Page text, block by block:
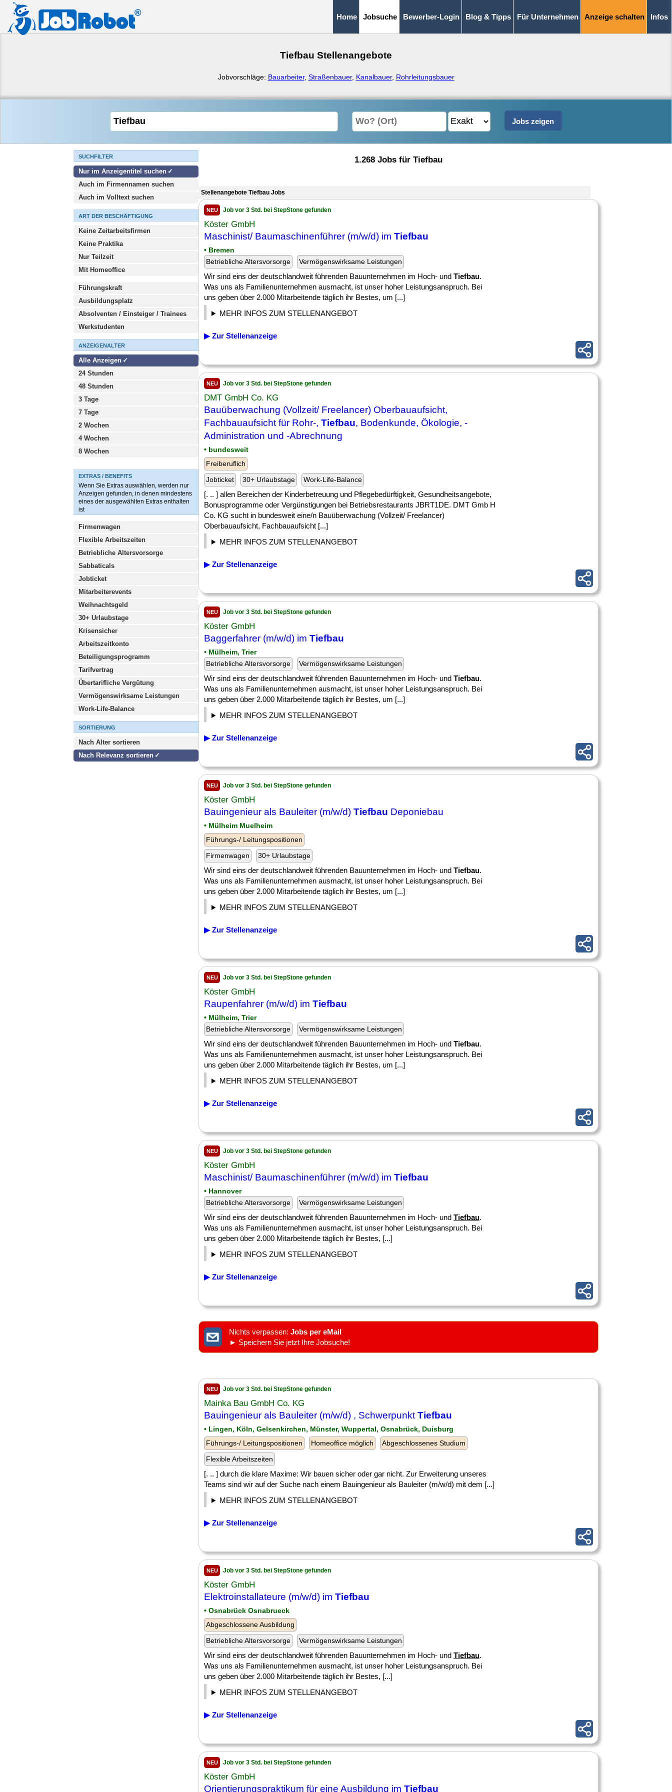
Home Jobsuche Bewerber-Login Blog & Tipps Für Unternehmen Anzeige schalten Infos
Tiefbau Stellenangebote
Jobvorschläge: Bauarbeiter, Straßenbauer, Kanalbauer, Rohrleitungsbauer
SUCHFILTER
Nur im Anzeigentitel suchen
Auch im Firmennamen suchen
Auch im Volltext suchen
ART DER BESCHÄFTIGUNG
Keine Zeitarbeitsfirmen
Keine Praktika
Nur Teilzeit
Mit Homeoffice
Führungskraft
Ausbildungsplatz
Absolventen / Einsteiger / Trainees
Werkstudenten
ANZEIGENALTER
Alle Anzeigen
24 Stunden
48 Stunden
3 Tage
7 Tage
2 Wochen
4 Wochen
8 Wochen
EXTRAS / BENEFITS
Wenn Sie Extras auswählen, werden nur
Anzeigen gefunden, in denen mindestens
eines der ausgewählten Extras enthalten
ist
Firmenwagen
Flexible Arbeitszeiten
Betriebliche Altersvorsorge
Sabbaticals
Jobticket
Mitarbeiterevents
Weihnachtsgeld
30+ Urlaubstage
Krisensicher
Arbeitszeitkonto
Beteiligungsprogramm
Tarifvertrag
Übertarifliche Vergütung
Vermögenswirksame Leistungen
Work-Life-Balance
SORTIERUNG
Nach Alter sortieren
Nach Relevanz sortieren
1.268 Jobs für Tiefbau
Stellenangebote Tiefbau Jobs
NEU Job vor 3 Std. bei StepStone gefunden
Köster GmbH
Maschinist/ Baumaschinenführer (m/w/d) im Tiefbau
• Bremen
Betriebliche Altersvorsorge
Vermögenswirksame Leistungen
Wir sind eins der deutschlandweit führenden Bauunternehmen im Hoch- und Tiefbau.
Was uns als Familienunternehmen ausmacht, ist unser hoher Leistungsanspruch. Bei
uns geben über 2.000 Mitarbeitende täglich ihr Bestes, um [...]
MEHR INFOS ZUM STELLENANGEBOT
▶ Zur Stellenanzeige
NEU Job vor 3 Std. bei StepStone gefunden
DMT GmbH Co. KG
Bauüberwachung (Vollzeit/ Freelancer) Oberbauaufsicht,
Fachbauaufsicht für Rohr-, Tiefbau, Bodenkunde, Ökologie, -
Administration und -Abrechnung
• bundesweit
Freiberuflich
Jobticket
30+ Urlaubstage Work-Life-Balance
[. .. ] allen Bereichen der Kinderbetreuung und Pflegebedürftigkeit, Gesundheitsangebote,
Bonusprogramme oder Vergünstigungen bei Betriebsrestaurants JBRT1DE. DMT Gmb H
Co. KG sucht in bundesweit eine/n Bauüberwachung (Vollzeit/ Freelancer)
Oberbauaufsicht, Fachbauaufsicht [...]
MEHR INFOS ZUM STELLENANGEBOT
▶ Zur Stellenanzeige
NEU Job vor 3 Std. bei StepStone gefunden
Köster GmbH
Baggerfahrer (m/w/d) im Tiefbau
• Mülheim, Trier
Betriebliche Altersvorsorge
Vermögenswirksame Leistungen
Wir sind eins der deutschlandweit führenden Bauunternehmen im Hoch- und Tiefbau.
Was uns als Familienunternehmen ausmacht, ist unser hoher Leistungsanspruch. Bei
uns geben über 2.000 Mitarbeitende täglich ihr Bestes, um [...]
MEHR INFOS ZUM STELLENANGEBOT
▶ Zur Stellenanzeige
NEU Job vor 3 Std. bei StepStone gefunden
Köster GmbH
Bauingenieur als Bauleiter (m/w/d) Tiefbau Deponiebau
• Mülheim Muelheim
Führungs-/ Leitungspositionen
Firmenwagen
30+ Urlaubstage
Wir sind eins der deutschlandweit führenden Bauunternehmen im Hoch- und Tiefbau.
Was uns als Familienunternehmen ausmacht, ist unser hoher Leistungsanspruch. Bei
uns geben über 2.000 Mitarbeitende täglich ihr Bestes, um [...]
MEHR INFOS ZUM STELLENANGEBOT
▶ Zur Stellenanzeige
NEU Job vor 3 Std. bei StepStone gefunden
Köster GmbH
Raupenfahrer (m/w/d) im Tiefbau
• Mülheim, Trier
Betriebliche Altersvorsorge
Vermögenswirksame Leistungen
Wir sind eins der deutschlandweit führenden Bauunternehmen im Hoch- und Tiefbau.
Was uns als Familienunternehmen ausmacht, ist unser hoher Leistungsanspruch. Bei
uns geben über 2.000 Mitarbeitende täglich ihr Bestes, um [...]
MEHR INFOS ZUM STELLENANGEBOT
▶ Zur Stellenanzeige
NEU Job vor 3 Std. bei StepStone gefunden
Köster GmbH
Maschinist/ Baumaschinenführer (m/w/d) im Tiefbau
• Hannover
Betriebliche Altersvorsorge
Vermögenswirksame Leistungen
Wir sind eins der deutschlandweit führenden Bauunternehmen im Hoch- und Tiefbau.
Was uns als Familienunternehmen ausmacht, ist unser hoher Leistungsanspruch. Bei
uns geben über 2.000 Mitarbeitende täglich ihr Bestes, [...]
MEHR INFOS ZUM STELLENANGEBOT
▶ Zur Stellenanzeige
Nichts verpassen: Jobs per eMail
► Speichern Sie jetzt Ihre Jobsuche!
NEU Job vor 3 Std. bei StepStone gefunden
Mainka Bau GmbH Co. KG
Bauingenieur als Bauleiter (m/w/d) , Schwerpunkt Tiefbau
• Lingen, Köln, Gelsenkirchen, Münster, Wuppertal, Osnabrück, Duisburg
Führungs-/ Leitungspositionen
Homeoffice möglich
Abgeschlossenes Studium
Flexible Arbeitszeiten
[. .. ] durch die klare Maxime: Wir bauen sicher oder gar nicht. Zur Erweiterung unseres
Teams sind wir auf der Suche nach einem Bauingenieur als Bauleiter (m/w/d) mit dem [...]
MEHR INFOS ZUM STELLENANGEBOT
▶ Zur Stellenanzeige
NEU Job vor 3 Std. bei StepStone gefunden
Köster GmbH
Elektroinstallateure (m/w/d) im Tiefbau
• Osnabrück Osnabrueck
Abgeschlossene Ausbildung
Betriebliche Altersvorsorge
Vermögenswirksame Leistungen
Wir sind eins der deutschlandweit führenden Bauunternehmen im Hoch- und Tiefbau.
Was uns als Familienunternehmen ausmacht, ist unser hoher Leistungsanspruch. Bei
uns geben über 2.000 Mitarbeitende täglich ihr Bestes, [...]
MEHR INFOS ZUM STELLENANGEBOT
▶ Zur Stellenanzeige
NEU Job vor 3 Std. bei StepStone gefunden
Köster GmbH
Orientierungspraktikum für eine Ausbildung im Tiefbau